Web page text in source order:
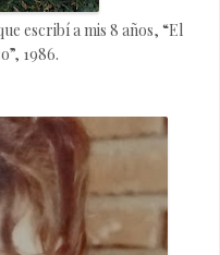
escribí a mis 8 años, “El
1986.